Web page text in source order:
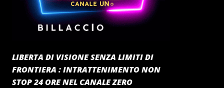
LIBERTA DI VISIONE SENZA LIMITI DI
FRONTIERA : INTRATTENIMENTO NON
STOP 24 ORE NEL CANALE ZERO